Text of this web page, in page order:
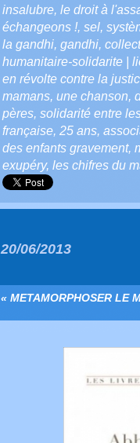
insalubre, le droit à
échangeons !, sel,
la gandhi, gandhi,
humanitaire-solidarite |
en révolte contre la
mamans, une chanson,
pères, solidarité entre
française, 25 ans,
des enfants gravement,
exupéry, les chifres du
20/06/2013
« METAMORPHOSER LE